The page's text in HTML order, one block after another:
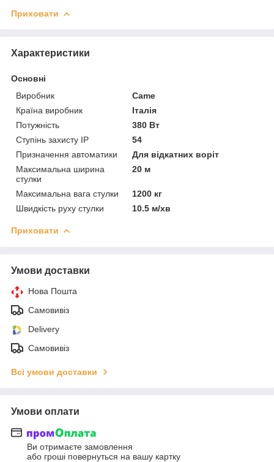
Приховати
Характеристики
Основні
Виробник
Came
Країна виробник
Італія
Потужність
380 Вт
Ступінь захисту IP
54
Призначення автоматики
Для відкатних воріт
Максимальна ширина
стулки
20 м
Максимальна вага стулки
1200 кг
Швидкість руху стулки
10.5 м/хв
Приховати
Умови доставки
Нова Пошта
Самовивіз
Delivery
Самовивіз
Всі умови доставки
Умови оплати
Ви отримаєте замовлення
або гроші повернуться на вашу картку